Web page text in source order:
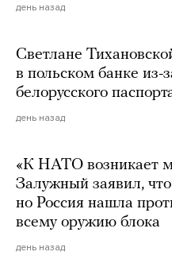
день назад
Светлане
в польском банке из-
белорусского
день назад
«К НАТО возникает
Залужный заявил,
но Россия нашла
всему оружию блока
день назад